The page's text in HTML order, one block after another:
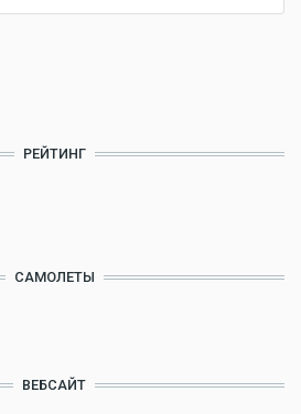
РЕЙТИНГ
САМОЛЕТЫ
ВЕБСАЙТ